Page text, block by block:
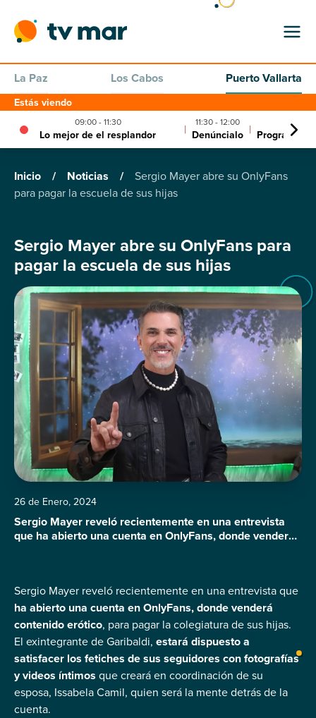
La Paz Los Cabos Puerto Vallarta
Estás viendo
09:00 - 11:30
Lo mejor de el resplandor | 11:30 - 12:00
Denúncialo | 12:00
Programa
Inicio / Noticias /
Sergio Mayer abre su OnlyFans
para pagar la escuela de sus hijas
Sergio Mayer abre su OnlyFans para
pagar la escuela de sus hijas
26 de Enero, 2024
Sergio Mayer reveló recientemente en una entrevista
que ha abierto una cuenta en OnlyFans, donde venderá
y videos íntimos que creará en coordinación de su
esposa, Issabela Camil, quien será la […]
Sergio Mayer reveló recientemente en una entrevista que
ha abierto una cuenta en OnlyFans, donde venderá
contenido erótico, para pagar la colegiatura de sus hijas.
El exintegrante de Garibaldi, estará dispuesto a
satisfacer los fetiches de sus seguidores con fotografías
y videos íntimos que creará en coordinación de su
esposa, Issabela Camil, quien será la mente detrás de la
cuenta.